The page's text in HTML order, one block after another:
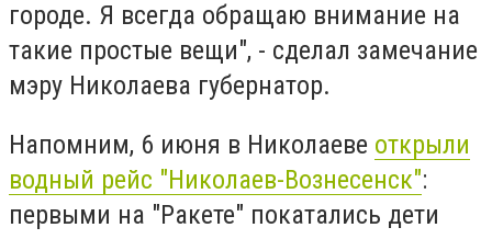
городе. Я всегда обращаю внимание на
такие простые вещи", - сделал замечание
мэру Николаева губернатор.
Напомним, 6 июня в Николаеве открыли
водный рейс "Николаев-Вознесенск":
первыми на "Ракете" покатались дети